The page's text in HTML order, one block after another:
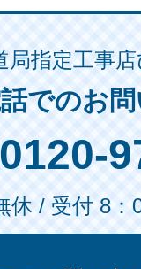
局指定工事
でのお
0120-
休 / 受付 8：